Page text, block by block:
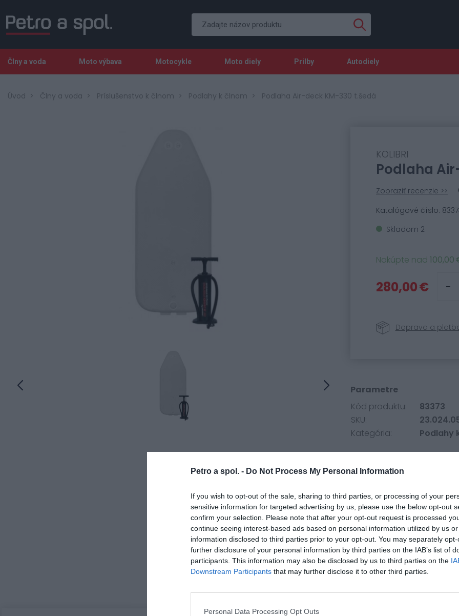
Petro a spol. - Do Not Process My Personal Information
If you wish to opt-out of the sale, sharing to third parties, or processing of your
sensitive information for targeted advertising by us, please use the below opt-out
confirm your selection. Please note that after your opt-out request is processed
continue seeing interest-based ads based on personal information utilized by us
information disclosed to third parties prior to your opt-out. You may separately
further disclosure of your personal information by third parties on the IAB’s list of
participants. This information may also be disclosed by us to third parties on the
Downstream Participants that may further disclose it to other third parties.
Personal Data Processing Opt Outs
Člny a voda Moto výbava Motocykle Moto diely Prilby Autodiely
Úvod Člny a voda Príslušenstvo k člnom Podlahy k člnom Podlaha Air-deck KM-330 t.šedá
KOLIBRI
Podlaha
Zobraziť recenzie >>
Katalógové číslo:
Skladom 2
Nakúpte nad 100,00
280,00 €
Doprava a
Parametre
Kód produktu:
83373
SKU:
Kategória:
Podlahy
Air-deck je vysokotlaková
mm, ktorá môže byť
Air-deck pozostáva z
syntetických sietí, ktoré
Nízka hmotnosť (v
kompaktnosť (je
pumpou, ktorá je súčasťou
Súprava Air-deck: